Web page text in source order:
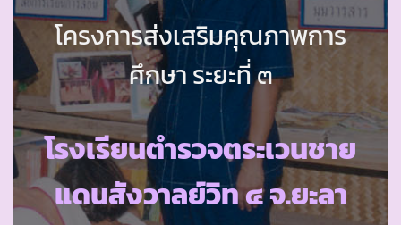
โครงการส่งเสริมคุณภาพการ
ศึกษา ระยะที่ ๓
โรงเรียนตำรวจตระเวนชาย
แดนสังวาลย์วิท ๔ จ.ยะลา